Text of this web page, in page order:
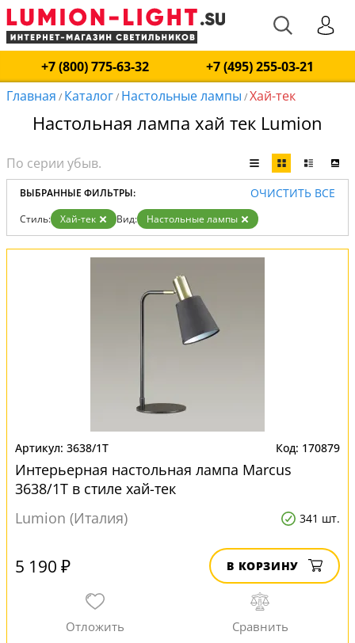
+7 (800) 775-63-32
+7 (495) 255-03-21
Главная / Каталог/ Настольные лампы /Хай-тек
Настольная лампа хай тек Lumion
ВЫБРАННЫЕ ФИЛЬТРЫ: ОЧИСТИТЬ ВСЕ
Стиль: Хай-тек Вид: Настольные лампы
3638/1T 170879
Интерьерная настольная лампа Marcus
3638/1T в стиле хай-тек
Lumion (Италия)
341 шт.
5 190 ₽ В КОРЗИНУ